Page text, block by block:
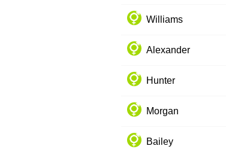
Williams
Alexander
Hunter
Morgan
Bailey